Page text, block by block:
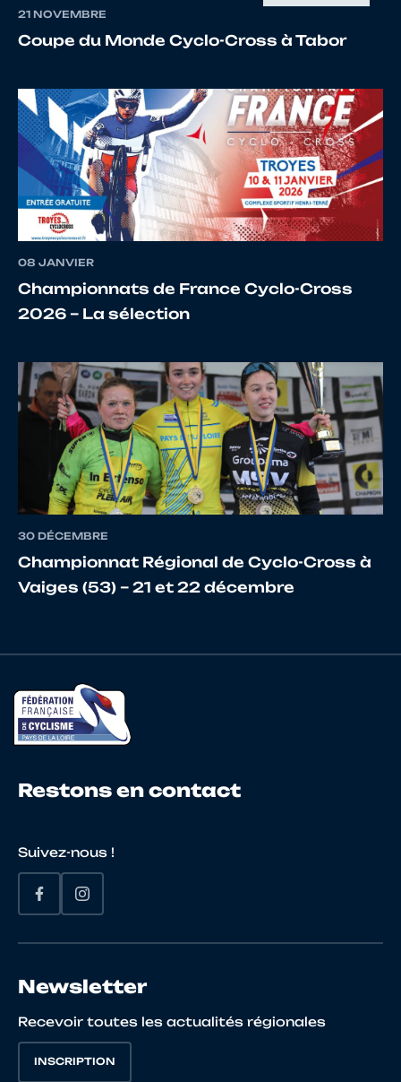
15 10067472372 KRAWCZYK
16 10131997984 DELBOS Yannick
17 10146493424 FOSSAERT Noa
18 10065982919 VERMET
10027865050 TAILHADES
21 NOVEMBRE
Coupe du Monde Cyclo-Cross à Tabor
08 JANVIER
Championnats de France Cyclo-Cross
2026 – La sélection
30 DÉCEMBRE
Championnat Régional de Cyclo-Cross à
Vaiges (53) – 21 et 22 décembre
Restons en contact
Suivez-nous !
Newsletter
Recevoir toutes les actualités régionales
INSCRIPTION